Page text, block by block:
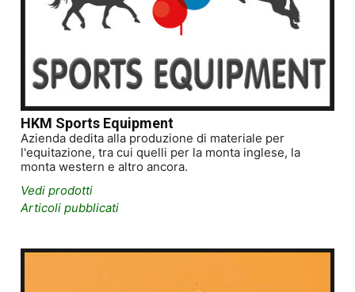
HKM Sports Equipment
Azienda dedita alla produzione di materiale per
l'equitazione, tra cui quelli per la monta inglese, la
monta western e altro ancora.
Vedi prodotti
Articoli pubblicati